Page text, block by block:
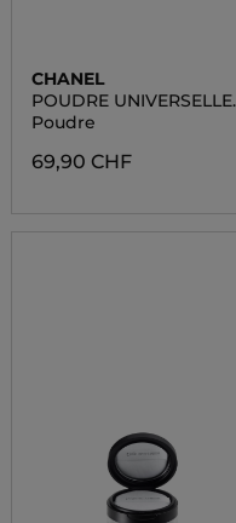
CHANEL
POUDRE UNIVERSELLE
LIBRE
Poudre
69,90 CHF